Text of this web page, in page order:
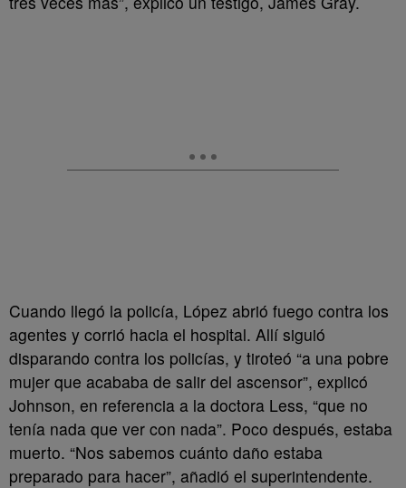
Cuando llegó la policía, López abrió fuego contra los
agentes y corrió hacia el hospital. Allí siguió
disparando contra los policías, y tiroteó “a una pobre
mujer que acababa de salir del ascensor”, explicó
Johnson, en referencia a la doctora Less, “que no
tenía nada que ver con nada”. Poco después, estaba
muerto. “Nos sabemos cuánto daño estaba
preparado para hacer”, añadió el superintendente.